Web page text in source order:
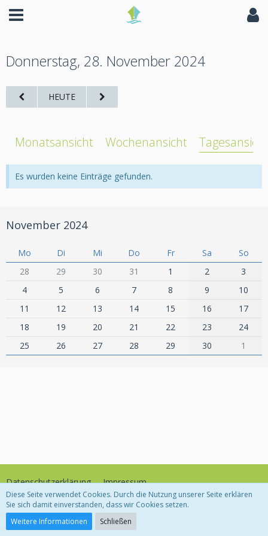
Donnerstag, 28. November 2024
HEUTE
Monatsansicht Wochenansicht Tagesansicht
Es wurden keine Einträge gefunden.
November 2024
Mo Di Mi Do Fr Sa
So
28
29 30 31 1 2
3
4
5 6 7 8 9
10
11
12 13 14 15 16
17
18
19 20 21 22 23
24
25
26 27 28 29 30 1
Datenschutzerklärung Impressum
Community-Software:
Diese Seite verwendet Cookies. Durch die Nutzung unserer Seite erklären
Sie sich damit einverstanden, dass wir Cookies setzen.
Weitere Informationen
Schließen